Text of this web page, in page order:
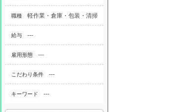
職種 軽作業・倉庫・包装・清掃
給与 ---
雇用形態 ---
こだわり条件 ---
キーワード ---